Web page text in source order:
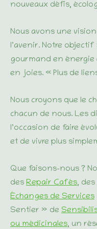
nouveaux défis,
Nous avons une
l’avenir. Notre
gourmand en énergie
en joies. « Plus de
Nous croyons que le
chacun de nous. Les
l’occasion de faire
et de vivre plus
Que faisons-nous ?
des Repair Cafés, des
Échanges de Services
Sentier » de
ou médicinales, un